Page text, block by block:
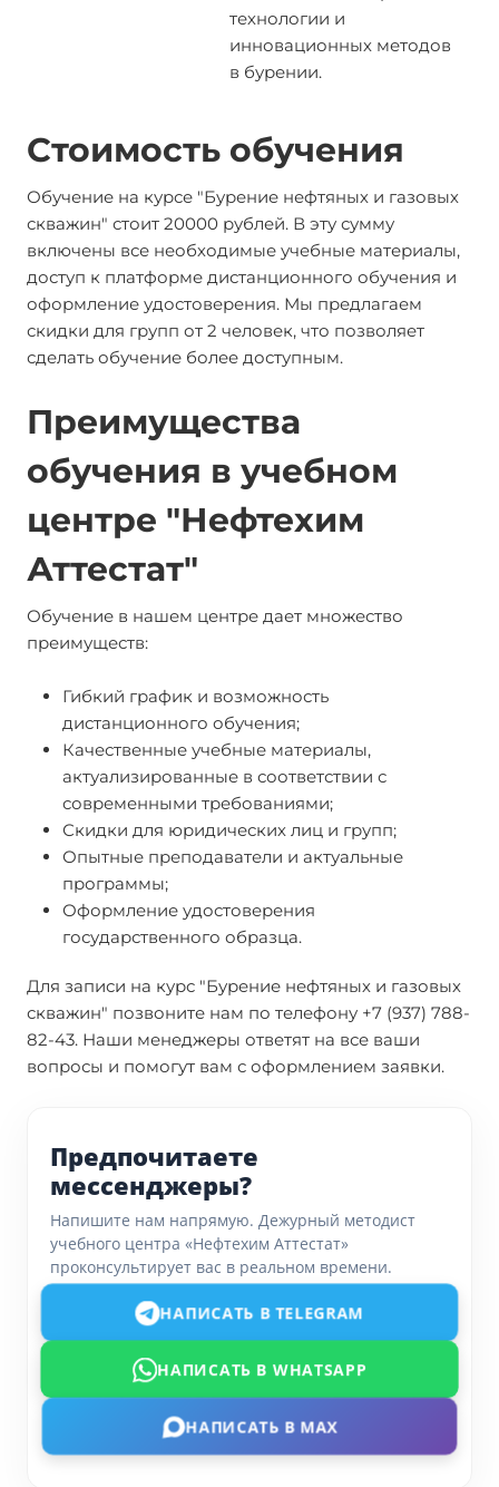
технологии и
инновационных методов
в бурении.
Стоимость обучения
Обучение на курсе "Бурение нефтяных и газовых
скважин" стоит 20000 рублей. В эту сумму
включены все необходимые учебные материалы,
доступ к платформе дистанционного обучения и
оформление удостоверения. Мы предлагаем
скидки для групп от 2 человек, что позволяет
сделать обучение более доступным.
Преимущества
обучения в учебном
центре "Нефтехим
Аттестат"
Обучение в нашем центре дает множество
преимуществ:
Гибкий график и возможность
дистанционного обучения;
Качественные учебные материалы,
актуализированные в соответствии с
современными требованиями;
Скидки для юридических лиц и групп;
Опытные преподаватели и актуальные
программы;
Оформление удостоверения
государственного образца.
Для записи на курс "Бурение нефтяных и газовых
скважин" позвоните нам по телефону +7 (937) 788-
82-43. Наши менеджеры ответят на все ваши
вопросы и помогут вам с оформлением заявки.
Предпочитаете
мессенджеры?
Напишите нам напрямую. Дежурный методист
учебного центра «Нефтехим Аттестат»
проконсультирует вас в реальном времени.
НАПИСАТЬ В TELEGRAM
НАПИСАТЬ В WHATSAPP
НАПИСАТЬ В MAX